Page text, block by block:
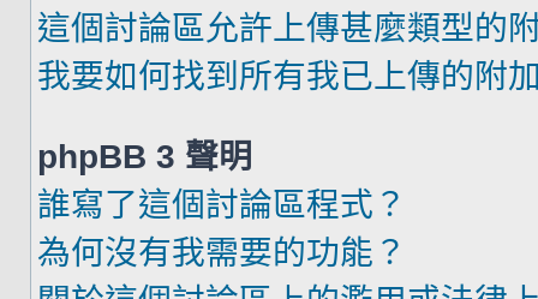
這個討論區允許上傳甚麼類型的
我要如何找到所有我已上傳的附
phpBB 3 聲明
誰寫了這個討論區程式？
為何沒有我需要的功能？